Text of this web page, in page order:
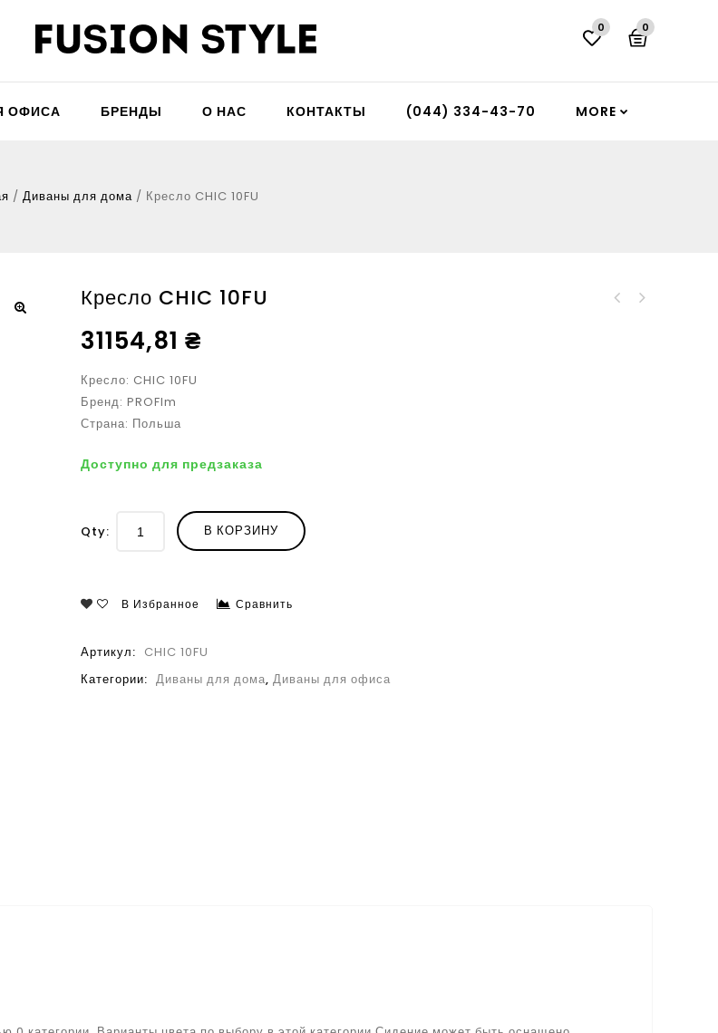
0 0
ОФИСА БРЕНДЫ О НАС КОНТАКТЫ (044) 334-43-70 MORE
/ Диваны для дома / Кресло CHIC 10FU
Кресло CHIC 10FU
31154,81 ₴
Кресло: CHIC 10FU
Бренд: PROFIm
Страна: Польша
Доступно для предзаказа
Qty: В КОРЗИНУ
В Избранное Сравнить
Артикул: CHIC 10FU
Категории: Диваны для дома, Диваны для офиса